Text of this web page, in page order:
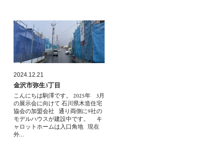
2024.12.21
金沢市弥生3丁目
こんにちは駒澤です。 2025年 3月
の展示会に向けて 石川県木造住宅
協会の加盟会社 通り両側に9社の
モデルハウスが建設中です。 キ
ャロットホームは入口角地 現在
外…